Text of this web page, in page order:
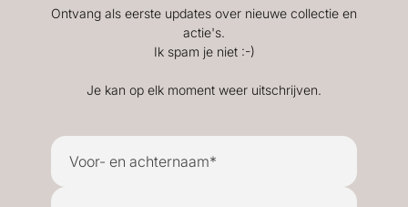
Ontvang als eerste updates over nieuwe collectie en
actie's.
Ik spam je niet :-)
Je kan op elk moment weer uitschrijven.